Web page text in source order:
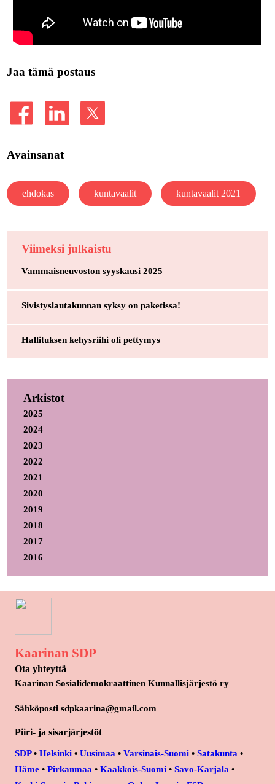
Jaa tämä postaus
Avainsanat
ehdokas kuntavaalit kuntavaalit 2021
Viimeksi julkaistu
Vammaisneuvoston syyskausi 2025
Sivistyslautakunnan syksy on paketissa!
Hallituksen kehysriihi oli pettymys
Arkistot
2025
2024
2023
2022
2021
2020
2019
2018
2017
2016
Kaarinan SDP
Ota yhteyttä
Kaarinan Sosialidemokraattinen Kunnallisjärjestö ry
Sähköposti sdpkaarina@gmail.com
Piiri- ja sisarjärjestöt
SDP• Helsinki • Uusimaa • Varsinais-Suomi • Satakunta •
Häme • Pirkanmaa • Kaakkois-Suomi • Savo-Karjala •